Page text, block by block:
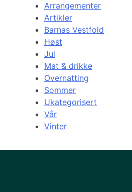
Arrangementer
Artikler
Barnas Vestfold
Høst
Jul
Mat & drikke
Overnatting
Sommer
Ukategorisert
Vår
Vinter